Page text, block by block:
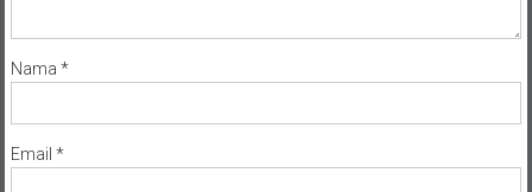
Nama *
Email *